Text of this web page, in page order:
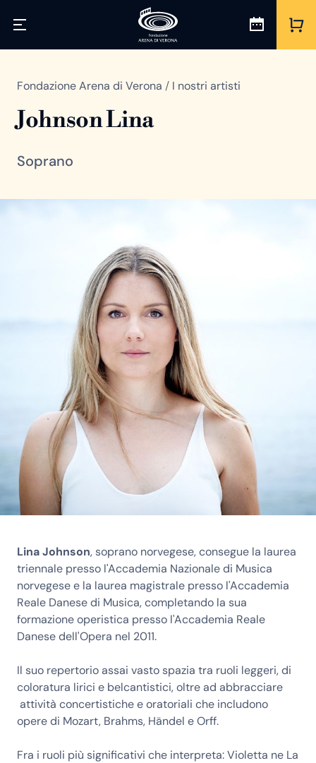
Fondazione Arena di Verona / I nostri artisti
Johnson Lina
Soprano
Lina Johnson, soprano norvegese, consegue la laurea
triennale presso l'Accademia Nazionale di Musica
norvegese e la laurea magistrale presso l'Accademia
Reale Danese di Musica, completando la sua
formazione operistica presso l'Accademia Reale
Danese dell'Opera nel 2011.
Il suo repertorio assai vasto spazia tra ruoli leggeri, di
coloratura lirici e belcantistici, oltre ad abbracciare
attività concertistiche e oratoriali che includono
opere di Mozart, Brahms, Händel e Orff.
Fra i ruoli più significativi che interpreta: Violetta ne La